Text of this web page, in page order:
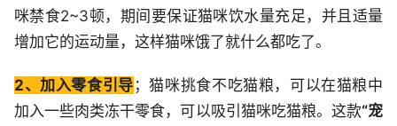
咪禁食2~3顿，期间要保证猫咪饮水量充足，并且适量
增加它的运动量，这样猫咪饿了就什么都吃了。
2、加入零食引导 ；猫咪挑食不吃猫粮，可以在猫粮中
加入一些肉类冻干零食，可以吸引猫咪吃猫粮。这款“宠